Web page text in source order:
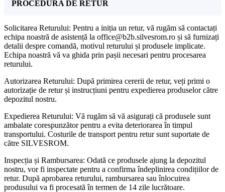
PROCEDURA DE RETUR
Solicitarea Returului: Pentru a iniția un retur, vă rugăm să contactați
echipa noastră de asistență la office@b2b.silvesrom.ro și să furnizați
detalii despre comandă, motivul returului și produsele implicate.
Echipa noastră vă va ghida prin pașii necesari pentru procesarea
returului.
Autorizarea Returului: După primirea cererii de retur, veți primi o
autorizație de retur și instrucțiuni pentru expedierea produselor către
depozitul nostru.
Expedierea Returului: Vă rugăm să vă asigurați că produsele sunt
ambalate corespunzător pentru a evita deteriorarea în timpul
transportului. Costurile de transport pentru retur sunt suportate de
către SILVESROM.
Inspecția și Rambursarea: Odată ce produsele ajung la depozitul
nostru, vor fi inspectate pentru a confirma îndeplinirea condițiilor de
retur. După aprobarea returului, rambursarea sau înlocuirea
produsului va fi procesată în termen de 14 zile lucrătoare.